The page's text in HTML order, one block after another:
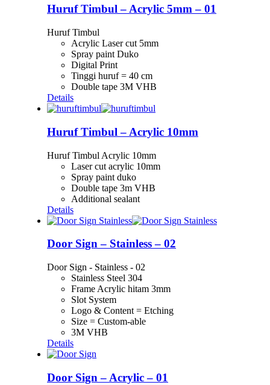
Huruf Timbul – Acrylic 5mm – 01
Huruf Timbul
Acrylic Laser cut 5mm
Spray paint Duko
Digital Print
Tinggi huruf = 40 cm
Double tape 3M VHB
Details
Huruf Timbul – Acrylic 10mm
Huruf Timbul Acrylic 10mm
Laser cut acrylic 10mm
Spray paint duko
Double tape 3m VHB
Additional sealant
Details
Door Sign – Stainless – 02
Door Sign - Stainless - 02
Stainless Steel 304
Frame Acrylic hitam 3mm
Slot System
Logo & Content = Etching
Size = Custom-able
3M VHB
Details
Door Sign – Acrylic – 01